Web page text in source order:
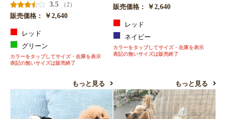
3.5
（2）
販売価格：
￥2,640
レッド
グリーン
カラーをタップしてサイズ・在庫を表示
表記の無いサイズは販売終了
もっと見る
販売価格：
￥2,640
レッド
ネイビー
カラーをタップしてサイズ・在庫を表示
表記の無いサイズは販売終了
もっと見る